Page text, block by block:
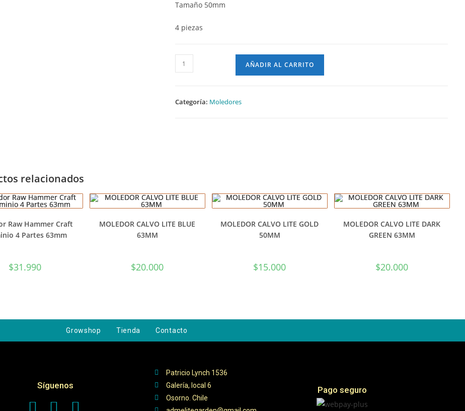
Tamaño 50mm
4 piezas
AÑADIR AL CARRITO
Categoría: Moledores
relacionados
Raw Hammer Craft
4 Partes 63mm
$31.990
MOLEDOR CALVO LITE BLUE
63MM
$20.000
MOLEDOR CALVO LITE GOLD
50MM
$15.000
MOLEDOR CALVO LITE DARK
GREEN 63MM
$20.000
Growshop Tienda Contacto
Síguenos
Patricio Lynch 1536
Galería, local 6
Osorno. Chile
Pago seguro